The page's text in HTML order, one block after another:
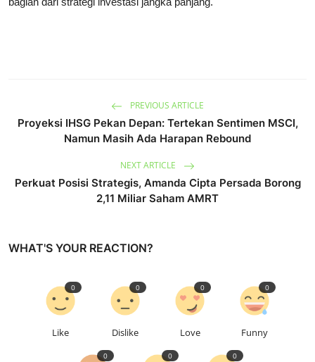
PREVIOUS ARTICLE
Proyeksi IHSG Pekan Depan: Tertekan Sentimen MSCI,
Namun Masih Ada Harapan Rebound
NEXT ARTICLE
Perkuat Posisi Strategis, Amanda Cipta Persada Borong
2,11 Miliar Saham AMRT
WHAT'S YOUR REACTION?
Like
0
Dislike
0
Love
0
Funny
0
0 0 0